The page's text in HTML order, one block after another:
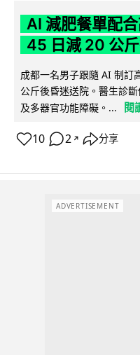
AI 減肥餐單配
45 日減 20 公
成都一名男子跟隨 AI 制訂
公斤後昏迷送院。醫生診
及多器官功能障礙。...
閱
10 2 ↗ 分享
ADVERTISEMENT